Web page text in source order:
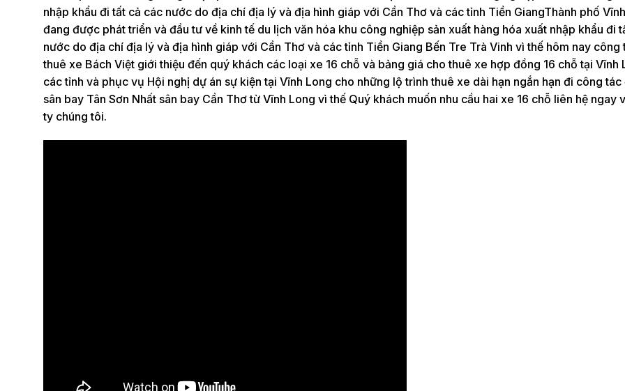
nhập khẩu đi tất cả các nước do địa chí địa lý và địa hình giáp với Cần Thơ và các tỉnh Tiền GiangThành phố
đang được phát triển và đầu tư về kinh tế du lịch văn hóa khu công nghiệp sản xuất hàng hóa xuất nhập khẩu đi
nước do địa chí địa lý và địa hình giáp với Cần Thơ và các tỉnh Tiền Giang Bến Tre Trà Vinh vì thế hôm nay công
thuê xe Bách Việt giới thiệu đến quý khách các loại xe 16 chỗ và bảng giá cho thuê xe hợp đồng 16 chỗ tại Vĩnh
các tỉnh và phục vụ Hội nghị dự án sự kiện tại Vĩnh Long cho những lộ trình thuê xe dài hạn ngắn hạn đi công tác
sân bay Tân Sơn Nhất sân bay Cần Thơ từ Vĩnh Long vì thế Quý khách muốn nhu cầu hai xe 16 chỗ liên hệ ngay
ty chúng tôi.